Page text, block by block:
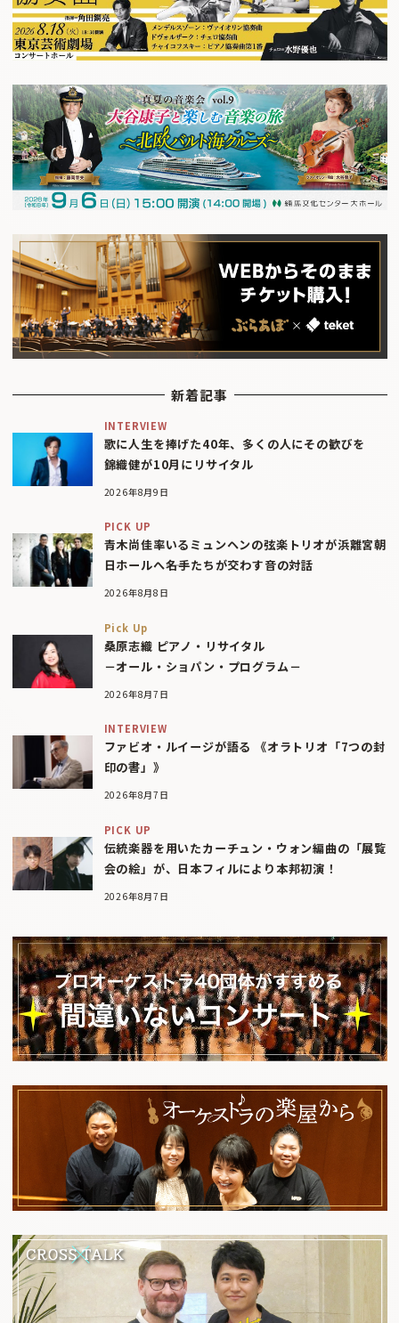
新着記事
INTERVIEW
歌に人生を捧げた40年、多くの人にその歓びを
錦織健が10月にリサイタル
2026年8月9日
PICK UP
青木尚佳率いるミュンヘンの弦楽トリオが浜離宮朝
日ホールへ――名手たちが交わす音の対話
2026年8月8日
Pick Up
桑原志織 ピアノ・リサイタル
－オール・ショパン・プログラム－
2026年8月7日
INTERVIEW
ファビオ・ルイージが語る 《オラトリオ「7つの封
印の書」》
2026年8月7日
PICK UP
伝統楽器を用いたカーチュン・ウォン編曲の「展覧
会の絵」が、日本フィルにより本邦初演！
2026年8月7日